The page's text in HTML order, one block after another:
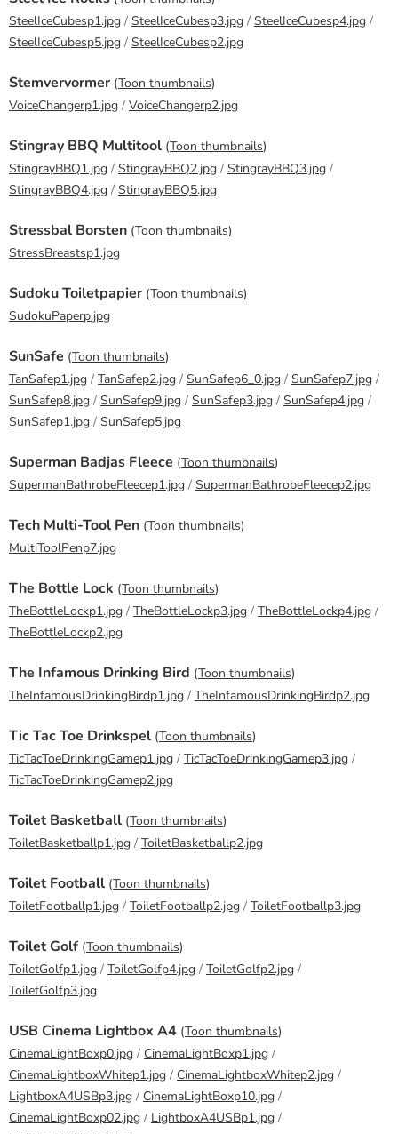
SteelIceCubesp1.jpg / SteelIceCubesp3.jpg / SteelIceCubesp4.jpg /
SteelIceCubesp5.jpg / SteelIceCubesp2.jpg
Stemvervormer (Toon thumbnails)
VoiceChangerp1.jpg / VoiceChangerp2.jpg
Stingray BBQ Multitool (Toon thumbnails)
StingrayBBQ1.jpg / StingrayBBQ2.jpg / StingrayBBQ3.jpg /
StingrayBBQ4.jpg / StingrayBBQ5.jpg
Stressbal Borsten (Toon thumbnails)
StressBreastsp1.jpg
Sudoku Toiletpapier (Toon thumbnails)
SudokuPaperp.jpg
SunSafe (Toon thumbnails)
TanSafep1.jpg / TanSafep2.jpg / SunSafep6_0.jpg / SunSafep7.jpg /
SunSafep8.jpg / SunSafep9.jpg / SunSafep3.jpg / SunSafep4.jpg /
SunSafep1.jpg / SunSafep5.jpg
Superman Badjas Fleece (Toon thumbnails)
SupermanBathrobeFleecep1.jpg / SupermanBathrobeFleecep2.jpg
Tech Multi-Tool Pen (Toon thumbnails)
MultiToolPenp7.jpg
The Bottle Lock (Toon thumbnails)
TheBottleLockp1.jpg / TheBottleLockp3.jpg / TheBottleLockp4.jpg /
TheBottleLockp2.jpg
The Infamous Drinking Bird (Toon thumbnails)
TheInfamousDrinkingBirdp1.jpg / TheInfamousDrinkingBirdp2.jpg
Tic Tac Toe Drinkspel (Toon thumbnails)
TicTacToeDrinkingGamep1.jpg / TicTacToeDrinkingGamep3.jpg /
TicTacToeDrinkingGamep2.jpg
Toilet Basketball (Toon thumbnails)
ToiletBasketballp1.jpg / ToiletBasketballp2.jpg
Toilet Football (Toon thumbnails)
ToiletFootballp1.jpg / ToiletFootballp2.jpg / ToiletFootballp3.jpg
Toilet Golf (Toon thumbnails)
ToiletGolfp1.jpg / ToiletGolfp4.jpg / ToiletGolfp2.jpg /
ToiletGolfp3.jpg
USB Cinema Lightbox A4 (Toon thumbnails)
CinemaLightBoxp0.jpg / CinemaLightBoxp1.jpg /
CinemaLightboxWhitep1.jpg / CinemaLightboxWhitep2.jpg /
LightboxA4USBp3.jpg / CinemaLightBoxp10.jpg /
CinemaLightBoxp02.jpg / LightboxA4USBp1.jpg /